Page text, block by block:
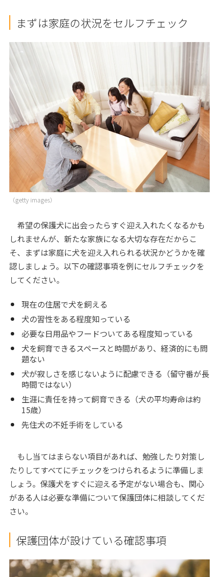
まずは家庭の状況をセルフチェック
（getty images）
希望の保護犬に出会ったらすぐ迎え入れたくなるかも
しれませんが、新たな家族になる大切な存在だからこ
そ、まずは家庭に犬を迎え入れられる状況かどうかを確
認しましょう。以下の確認事項を例にセルフチェックを
してください。
現在の住居で犬を飼える
犬の習性をある程度知っている
必要な日用品やフードついてある程度知っている
犬を飼育できるスペースと時間があり、経済的にも問
題ない
犬が寂しさを感じないように配慮できる（留守番が長
時間ではない）
生涯に責任を持って飼育できる（犬の平均寿命は約
15歳）
先住犬の不妊手術をしている
もし当てはまらない項目があれば、勉強したり対策し
たりしてすべてにチェックをつけられるように準備しま
しょう。保護犬をすぐに迎える予定がない場合も、関心
がある人は必要な準備について保護団体に相談してくだ
さい。
保護団体が設けている確認事項